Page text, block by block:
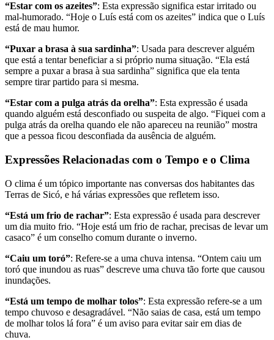
“Estar com os azeites”: Esta expressão significa estar irritado ou
mal-humorado. “Hoje o Luís está com os azeites” indica que o Luís
está de mau humor.
“Puxar a brasa à sua sardinha”: Usada para descrever alguém
que está a tentar beneficiar a si próprio numa situação. “Ela está
sempre a puxar a brasa à sua sardinha” significa que ela tenta
sempre tirar partido para si mesma.
“Estar com a pulga atrás da orelha”: Esta expressão é usada
quando alguém está desconfiado ou suspeita de algo. “Fiquei com a
pulga atrás da orelha quando ele não apareceu na reunião” mostra
que a pessoa ficou desconfiada da ausência de alguém.
Expressões Relacionadas com o Tempo e o Clima
O clima é um tópico importante nas conversas dos habitantes das
Terras de Sicó, e há várias expressões que refletem isso.
“Está um frio de rachar”: Esta expressão é usada para descrever
um dia muito frio. “Hoje está um frio de rachar, precisas de levar um
casaco” é um conselho comum durante o inverno.
“Caiu um toró”: Refere-se a uma chuva intensa. “Ontem caiu um
toró que inundou as ruas” descreve uma chuva tão forte que causou
inundações.
“Está um tempo de molhar tolos”: Esta expressão refere-se a um
tempo chuvoso e desagradável. “Não saias de casa, está um tempo
de molhar tolos lá fora” é um aviso para evitar sair em dias de
chuva.